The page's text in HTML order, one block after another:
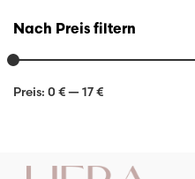
Nach Preis filtern
Preis: 0 €— 17 €